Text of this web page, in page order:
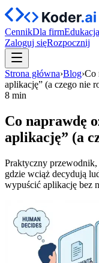
CennikDla firmEdukacja
Zaloguj sięRozpocznij
Strona główna›Blog›Co
aplikację” (a czego nie
8 min
Co naprawdę
aplikację” (a
Praktyczny
gdzie wciąż decydują
wypuścić aplikację bez